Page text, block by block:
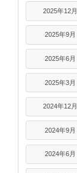
2025年12月
2025年9月
2025年6月
2025年3月
2024年12月
2024年9月
2024年6月